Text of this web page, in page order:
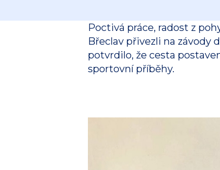
Poctivá práce, radost z
Břeclav přivezli na závody
potvrdilo, že cesta
sportovní příběhy.